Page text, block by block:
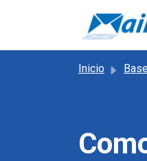
Inicio